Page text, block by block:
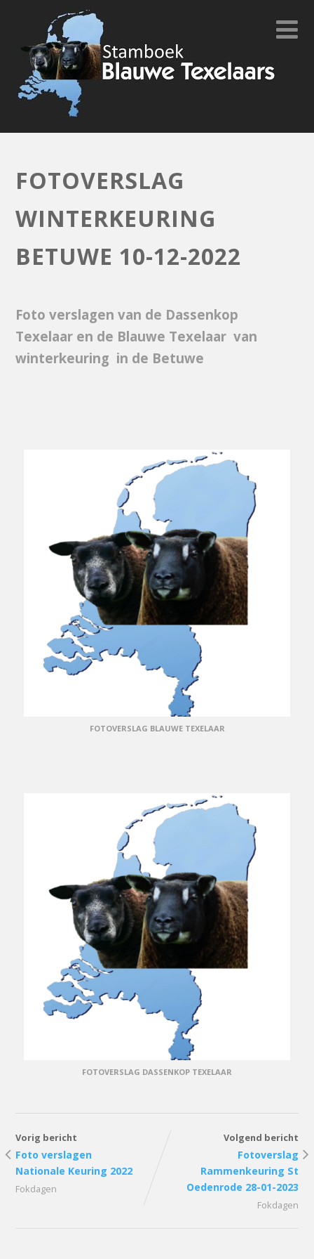
FOTOVERSLAG
WINTERKEURING
BETUWE 10-12-2022
Foto verslagen van de Dassenkop
Texelaar en de Blauwe Texelaar van
winterkeuring in de Betuwe
FOTOVERSLAG BLAUWE TEXELAAR
FOTOVERSLAG DASSENKOP TEXELAAR
Vorig bericht
Foto verslagen
Nationale Keuring 2022
Fokdagen
Volgend bericht
Fotoverslag
Rammenkeuring St
Oedenrode 28-01-2023
Fokdagen